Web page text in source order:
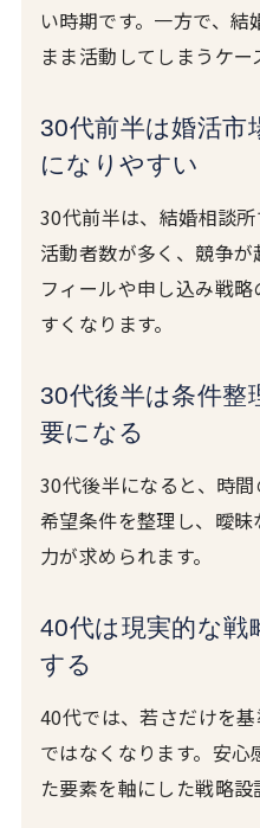
い時期です。一方で、
まま活動してしまうケー
30代前半は婚活市
になりやすい
30代前半は、結婚相談
活動者数が多く、競争
フィールや申し込み戦
すくなります。
30代後半は条件整
要になる
30代後半になると、時間
希望条件を整理し、曖
力が求められます。
40代は現実的な戦
する
40代では、若さだけを
ではなくなります。安
た要素を軸にした戦略設